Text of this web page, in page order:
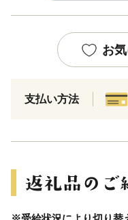
お
支払い方法